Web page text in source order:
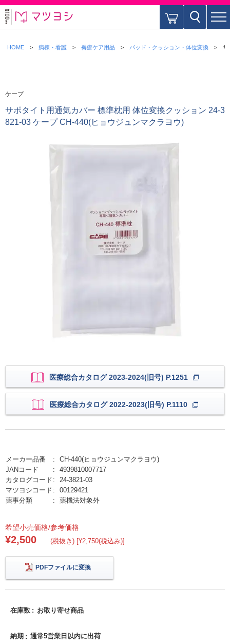
HOME 病棟・看護 褥瘡ケア用品 パッド・クッション・体位変換 サ
ケープ
サポタイト用通気カバー 標準枕用 体位変換クッション 24-3
821-03 ケープ CH-440(ヒョウジュンマクラヨウ)
医療総合カタログ 2023-2024(旧号) P.1251
医療総合カタログ 2022-2023(旧号) P.1110
メーカー品番
CH-440(ヒョウジュンマクラヨウ)
JANコード
4939810007717
カタログコード
24-3821-03
マツヨシコード
00129421
薬事分類
薬機法対象外
希望小売価格/参考価格
¥2,500 (税抜き) [¥2,750(税込み)]
PDFファイルに変換
在庫数 お取り寄せ商品
納期 通常5営業日以内に出荷